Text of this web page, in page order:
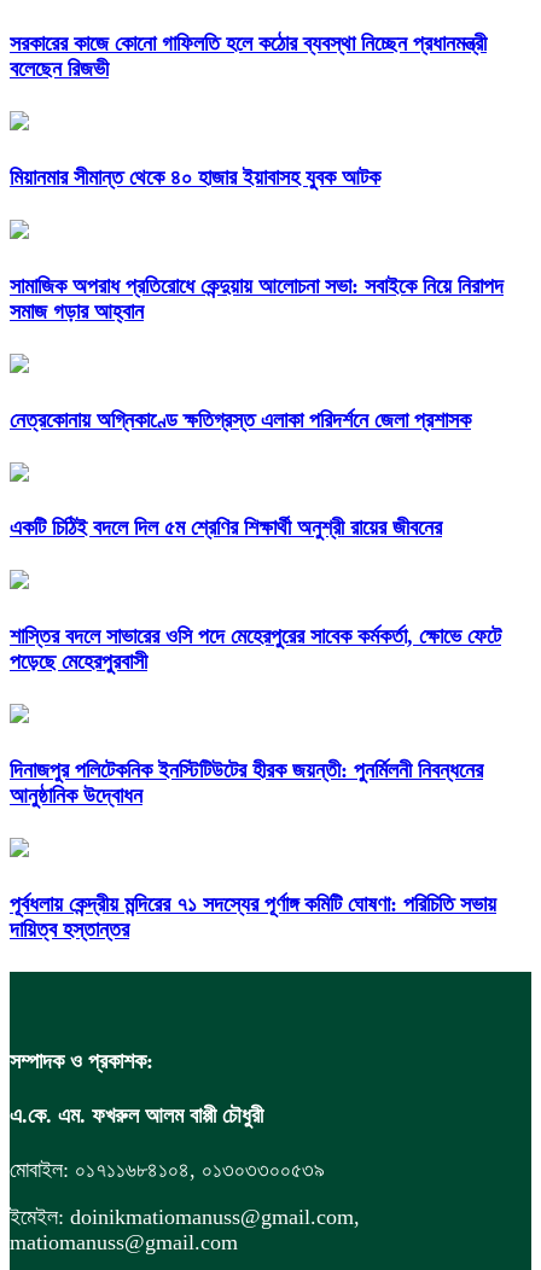
সরকারের কাজে কোনো গাফিলতি হলে কঠোর ব্যবস্থা নিচ্ছেন প্রধানমন্ত্রী
বলেছেন রিজভী
মিয়ানমার সীমান্ত থেকে ৪০ হাজার ইয়াবাসহ যুবক আটক
সামাজিক অপরাধ প্রতিরোধে কেন্দুয়ায় আলোচনা সভা: সবাইকে নিয়ে নিরাপদ
সমাজ গড়ার আহ্বান
নেত্রকোনায় অগ্নিকাণ্ডে ক্ষতিগ্রস্ত এলাকা পরিদর্শনে জেলা প্রশাসক
একটি চিঠিই বদলে দিল ৫ম শ্রেণির শিক্ষার্থী অনুশ্রী রায়ের জীবনের
শাস্তির বদলে সাভারের ওসি পদে মেহেরপুরের সাবেক কর্মকর্তা, ক্ষোভে ফেটে
পড়েছে মেহেরপুরবাসী
দিনাজপুর পলিটেকনিক ইনস্টিটিউটের হীরক জয়ন্তী: পুনর্মিলনী নিবন্ধনের
আনুষ্ঠানিক উদ্বোধন
পূর্বধলায় কেন্দ্রীয় মন্দিরের ৭১ সদস্যের পূর্ণাঙ্গ কমিটি ঘোষণা: পরিচিতি সভায়
দায়িত্ব হস্তান্তর
সম্পাদক ও প্রকাশক:
এ.কে. এম. ফখরুল আলম বাপ্পী চৌধুরী
মোবাইল: ০১৭১১৬৮৪১০৪, ০১৩০৩৩০০৫৩৯
ইমেইল: doinikmatiomanuss@gmail.com,
matiomanuss@gmail.com